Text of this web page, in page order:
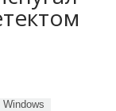
Windows